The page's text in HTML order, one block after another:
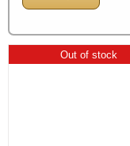
Out of stock